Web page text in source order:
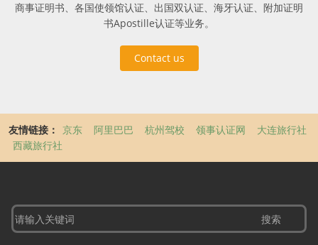
商事证明书、各国使领馆认证、出国双认证、海牙认证、附加证明
书Apostille认证等业务。
Contact us
友情链接： 京东 阿里巴巴 杭州驾校 领事认证网
大连旅行社
西藏旅行社